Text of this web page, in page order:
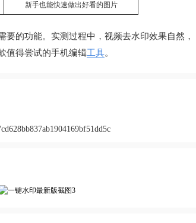
新手也能快速做出好看的图片
的功能。实测过程中，视频去水印效果自然，
值得尝试的手机编辑工具。